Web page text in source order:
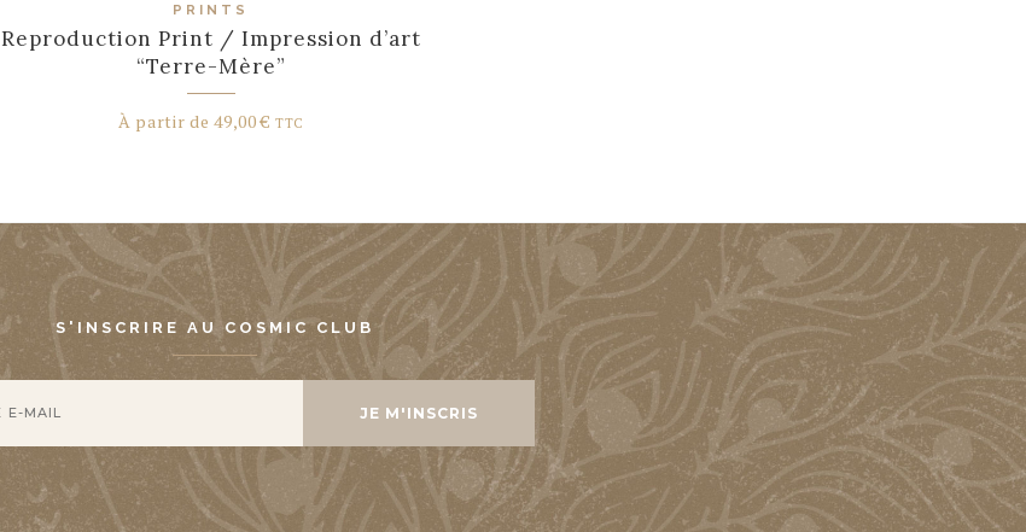
PRINTS
Reproduction Print / Impression d’art
“Terre-Mère”
À partir de49,00€ TTC
S'INSCRIRE AU COSMIC CLUB